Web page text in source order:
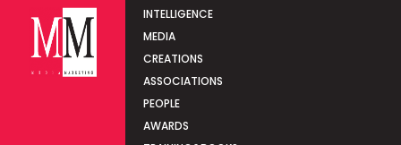
INTELLIGENCE
MEDIA
CREATIONS
ASSOCIATIONS
PEOPLE
AWARDS